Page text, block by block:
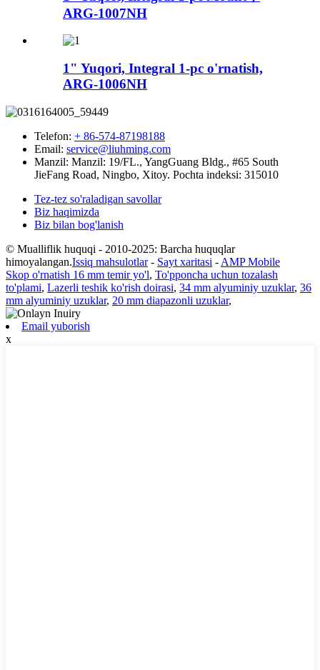
ARG-1007NH
1" Yuqori, Integral 1-pc o'rnatish,
ARG-1006NH
Telefon: + 86-574-87198188
Email: service@liuhming.com
Manzil: Manzil: 19/FL., YangGuang Bldg., #65 South
JieFang Road, Ningbo, Xitoy. Pochta indeksi: 315010
Tez-tez so'raladigan savollar
Biz haqimizda
Biz bilan bog'lanish
© Mualliflik huquqi - 2010-2025: Barcha huquqlar
himoyalangan.Issiq mahsulotlar- Sayt xaritasi - AMP Mobile
Skop o'rnatish 16 mm temir yo'l, To'pponcha uchun tozalash
to'plami, Lazerli teshik ko'rish doirasi, 34 mm alyuminiy uzuklar, 36
mm alyuminiy uzuklar, 20 mm diapazonli uzuklar,
Email yuborish
x